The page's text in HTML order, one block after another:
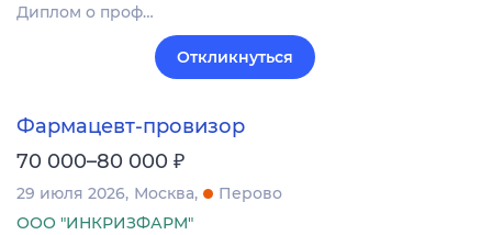
Диплом о проф…
Откликнуться
Фармацевт-провизор
70 000–80 000 ₽
29 июля 2026 Москва
Перово
ООО "ИНКРИЗФАРМ"